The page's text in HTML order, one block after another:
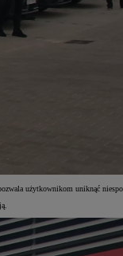
użytkownikom uniknąć